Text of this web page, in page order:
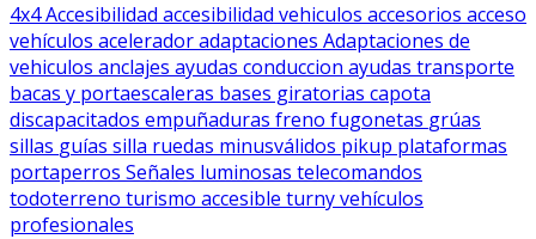
4x4Accesibilidad accesibilidad vehiculos accesorios acceso
vehículos aceleradoradaptaciones Adaptaciones de
vehiculos anclajes ayudas conduccion ayudas transporte
bacas y portaescaleras bases giratorias capota
discapacitados empuñaduras freno fugonetas grúas
sillas guías silla ruedas minusválidos pikup plataformas
portaperros Señales luminosas telecomandos
todoterreno turismo accesible turnyvehículos
profesionales